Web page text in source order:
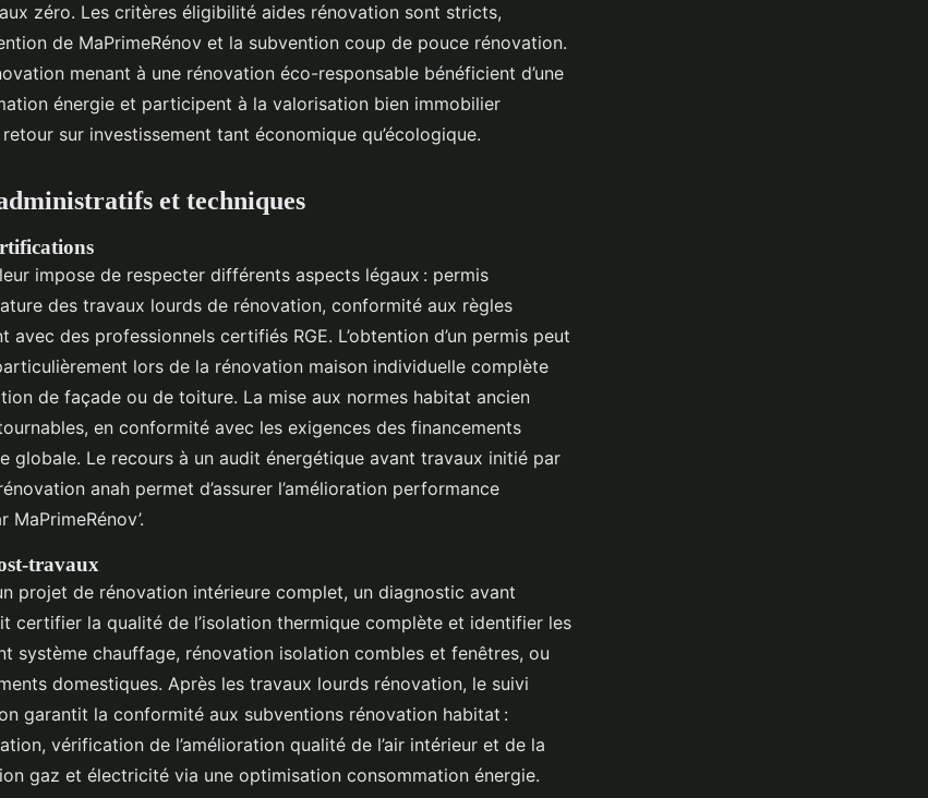
zéro. Les critères éligibilité aides rénovation sont stricts,
de MaPrimeRénov et la subvention coup de pouce rénovation.
menant à une rénovation éco-responsable bénéficient d’une
énergie et participent à la valorisation bien immobilier
sur investissement tant économique qu’écologique.
et techniques
impose de respecter différents aspects légaux : permis
des travaux lourds de rénovation, conformité aux règles
avec des professionnels certifiés RGE. L’obtention d’un permis peut
lors de la rénovation maison individuelle complète
de façade ou de toiture. La mise aux normes habitat ancien
en conformité avec les exigences des financements
globale. Le recours à un audit énergétique avant travaux initié par
anah permet d’assurer l’amélioration performance
travaux
projet de rénovation intérieure complet, un diagnostic avant
certifier la qualité de l’isolation thermique complète et identifier les
système chauffage, rénovation isolation combles et fenêtres, ou
domestiques. Après les travaux lourds rénovation, le suivi
garantit la conformité aux subventions rénovation habitat :
vérification de l’amélioration qualité de l’air intérieur et de la
gaz et électricité via une optimisation consommation énergie.